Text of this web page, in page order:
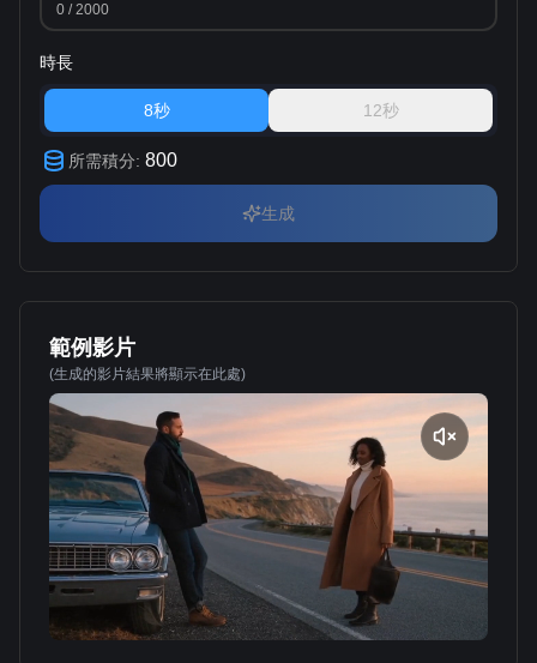
0 / 2000
時長
8秒 12秒
所需積分: 800
生成
範例影片
(生成的影片結果將顯示在此處)